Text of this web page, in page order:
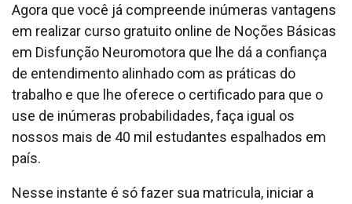
Agora que você já compreende inúmeras vantagens
em realizar curso gratuito online de Noções Básicas
em Disfunção Neuromotora que lhe dá a confiança
de entendimento alinhado com as práticas do
trabalho e que lhe oferece o certificado para que o
use de inúmeras probabilidades, faça igual os
nossos mais de 40 mil estudantes espalhados em
país.
Nesse instante é só fazer sua matricula, iniciar a